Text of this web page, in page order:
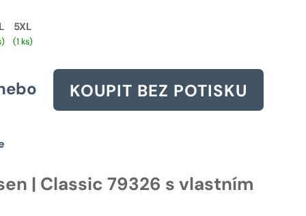
5XL
(1 ks)
KOUPIT BEZ POTISKU
| Classic 79326 s vlastním